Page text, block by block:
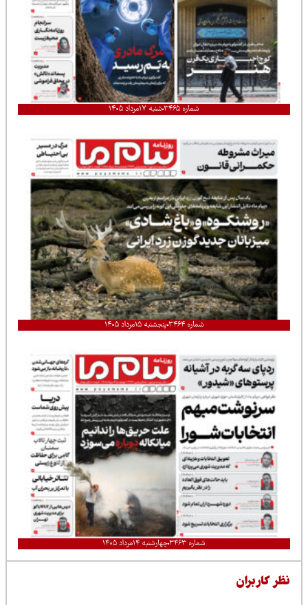
شماره ۳۴۶۵ شنبه ۱۷مرداد ۱۴۰۵
شماره ۳۴۶۴ پنجشنبه ۱۵مرداد ۱۴۰۵
شماره ۳۴۶۳ چهارشنبه ۱۴مرداد ۱۴۰۵
نظر کاربران